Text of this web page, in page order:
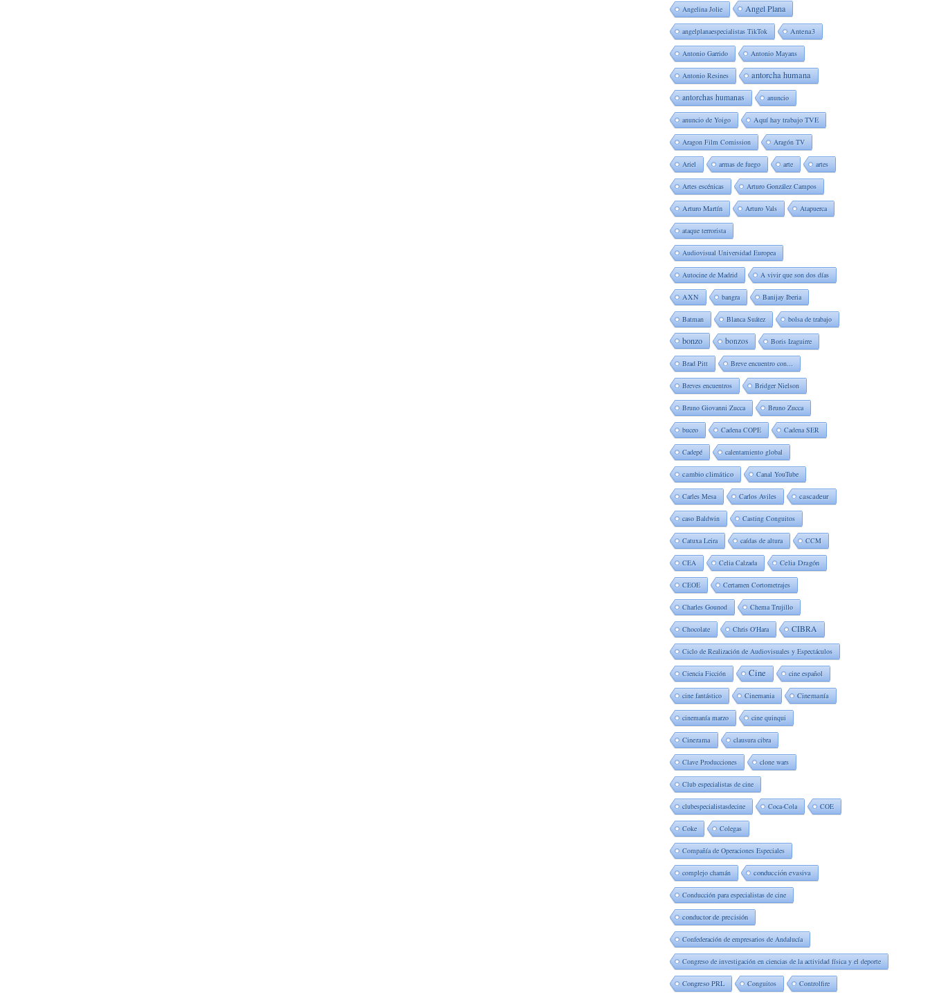
Angelina Jolie Angel Plana
angelplanaespecialistas TikTok Antena3
Antonio Garrido Antonio Mayans
Antonio Resines antorcha humana
antorchas humanas anuncio
anuncio de Yoigo Aquí hay trabajo TVE
Aragon Film Comission Aragón TV
Ariel armas de fuego arte artes
Artes escénicas Arturo González Campos
Arturo Martín Arturo Vals Atapuerca
ataque terrorista
Audiovisual Universidad Europea
Autocine de Madrid A vivir que son dos días
AXN bangra Banijay Iberia
Batman Blanca Suátez bolsa de trabajo
bonzo bonzos Boris Izaguirre
Brad Pitt Breve encuentro con...
Breves encuentros Bridger Nielson
Bruno Giovanni Zucca Bruno Zucca
buceo Cadena COPE Cadena SER
Cadepé calentamiento global
cambio climático Canal YouTube
Carles Mesa Carlos Aviles cascadeur
caso Baldwin Casting Conguitos
Catuxa Leira caídas de altura CCM
CEA Celia Calzada Celia Dragón
CEOE Certamen Cortometrajes
Charles Gounod Chema Trujillo
Chocolate Chris O'Hara CIBRA
Ciclo de Realización de Audiovisuales y Espectáculos
Ciencia Ficción Cine cine español
cine fantástico Cinemania Cinemanía
cinemanía marzo cine quinqui
Cinerama clausura cibra
Clave Producciones clone wars
Club especialistas de cine
clubespecialistasdecine Coca-Cola COE
Coke Colegas
Compañía de Operaciones Especiales
complejo chamán conducción evasiva
Conducción para especialistas de cine
conductor de precisión
Confederación de empresarios de Andalucía
Congreso de investigación en ciencias de la actividad física y el deporte
Congreso PRL Conguitos Controlfire